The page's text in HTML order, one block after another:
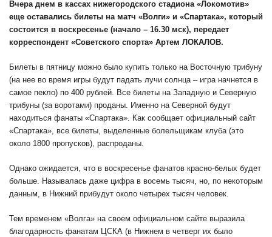
Вчера днем в кассах нижегородского стадиона «Локомотив»
еще оставались билеты на матч «Волги» и «Спартака», который
состоится в воскресенье (начало – 16.30 мск), передает
корреспондент «Советского спорта» Артем ЛОКАЛОВ.
Билеты в пятницу можно было купить только на Восточную трибуну
(на нее во время игры будут падать лучи солнца – игра начнется в
самое пекло) по 400 рублей. Все билеты на Западную и Северную
трибуны (за воротами) проданы. Именно на Северной будут
находиться фанаты «Спартака». Как сообщает официальный сайт
«Спартака», все билеты, выделенные болельщикам клуба (это
около 1800 пропусков), распроданы.
Однако ожидается, что в воскресенье фанатов красно-белых будет
больше. Называлась даже цифра в восемь тысяч, но, по некоторым
данным, в Нижний прибудут около четырех тысяч человек.
Тем временем «Волга» на своем официальном сайте выразила
благодарность фанатам ЦСКА (в Нижнем в четверг их было